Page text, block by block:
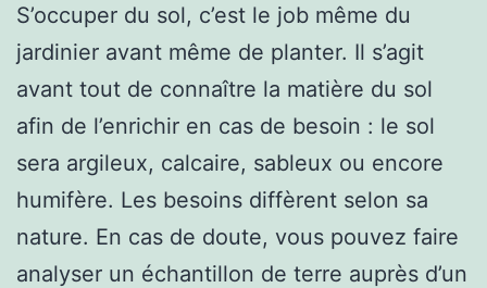
S’occuper du sol, c’est le job même du
jardinier avant même de planter. Il s’agit
avant tout de connaître la matière du sol
afin de l’enrichir en cas de besoin : le sol
sera argileux, calcaire, sableux ou encore
humifère. Les besoins diffèrent selon sa
nature. En cas de doute, vous pouvez faire
analyser un échantillon de terre auprès d’un